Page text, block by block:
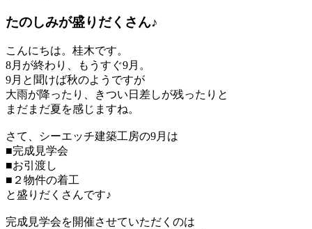
たのしみが盛りだくさん♪
こんにちは。桂木です。
8月が終わり、もうすぐ9月。
9月と聞けば秋のようですが
大雨が降ったり、きつい日差しが残ったりと
まだまだ夏を感じますね。
さて、シーエッチ建築工房の9月は
■完成見学会
■お引渡し
■２物件の着工
と盛りだくさんです♪
完成見学会を開催させていただくのは